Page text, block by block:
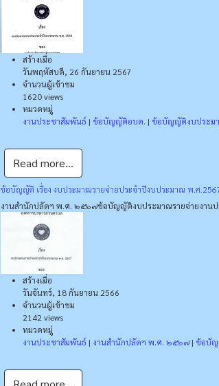
สร้างเมื่อ
วันพฤหัสบดี, 26 กันยายน 2567
จำนวนผู้เข้าชม
1620 views
หมวดหมู่
งานประชาสัมพันธ์ | ข้อบัญญัติอบต. | ข้อบัญญัติงบประม
Read more...
ข้อบัญญัติ เรื่อง งบประมาณรายจ่ายประจําปีงบประมาณ พ.ศ
งานสำนักปลัดฯ พ.ศ. ๒๕๖๗ข้อบัญญัติงบประมาณรายจ่ายงาน
สร้างเมื่อ
วันจันทร์, 18 กันยายน 2566
จำนวนผู้เข้าชม
2142 views
หมวดหมู่
งานประชาสัมพันธ์ | งานสำนักปลัดฯ พ.ศ. ๒๕๖๗ | ข้อบัญ